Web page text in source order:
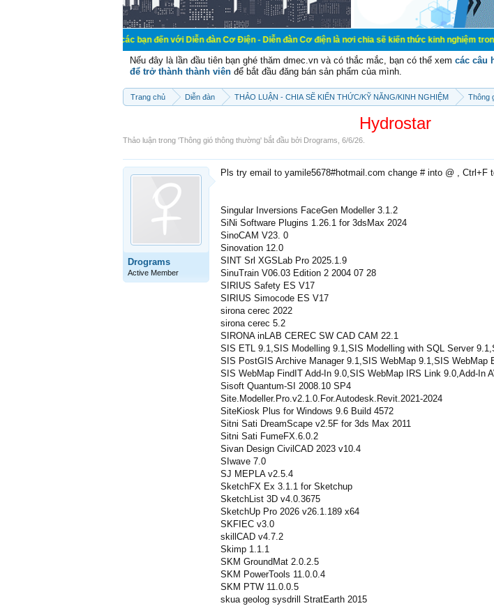
Chào mừng các bạn đến với Diễn đàn Cơ Điện - Diễn đàn Cơ điện là nơi chia sẽ kiến thức kinh nghiệm trong lãnh
Nếu đây là lần đầu tiên bạn ghé thăm dmec.vn và có thắc mắc, bạn có thể xem các câu
để trở thành thành viên để bắt đầu đăng bán sản phẩm của mình.
Trang chủ Diễn đàn THẢO LUẬN - CHIA SẼ KIẾN THỨC/KỸ NĂNG/KINH NGHIỆM Thông
Hydrostar
Thảo luận trong 'Thông gió thông thường' bắt đầu bởi Drograms 6/6/26
Drograms
Active Member
Pls try email to yamile5678#hotmail.com change # into @ , Ctrl+F
Singular Inversions FaceGen Modeller 3.1.2
SiNi Software Plugins 1.26.1 for 3dsMax 2024
SinoCAM V23. 0
Sinovation 12.0
SINT Srl XGSLab Pro 2025.1.9
SinuTrain V06.03 Edition 2 2004 07 28
SIRIUS Safety ES V17
SIRIUS Simocode ES V17
sirona cerec 2022
sirona cerec 5.2
SIRONA inLAB CEREC SW CAD CAM 22.1
SIS ETL 9.1,SIS Modelling 9.1,SIS Modelling with SQL Server
SIS PostGIS Archive Manager 9.1,SIS WebMap 9.1,SIS WebMap
SIS WebMap FindIT Add-In 9.0,SIS WebMap IRS Link 9.0,Add-In
Sisoft Quantum-SI 2008.10 SP4
Site.Modeller.Pro.v2.1.0.For.Autodesk.Revit.2021-2024
SiteKiosk Plus for Windows 9.6 Build 4572
Sitni Sati DreamScape v2.5F for 3ds Max 2011
Sitni Sati FumeFX.6.0.2
Sivan Design CivilCAD 2023 v10.4
SIwave 7.0
SJ MEPLA v2.5.4
SketchFX Ex 3.1.1 for Sketchup
SketchList 3D v4.0.3675
SketchUp Pro 2026 v26.1.189 x64
SKFIEC v3.0
skillCAD v4.7.2
Skimp 1.1.1
SKM GroundMat 2.0.2.5
SKM PowerTools 11.0.0.4
SKM PTW 11.0.0.5
skua geolog sysdrill StratEarth 2015